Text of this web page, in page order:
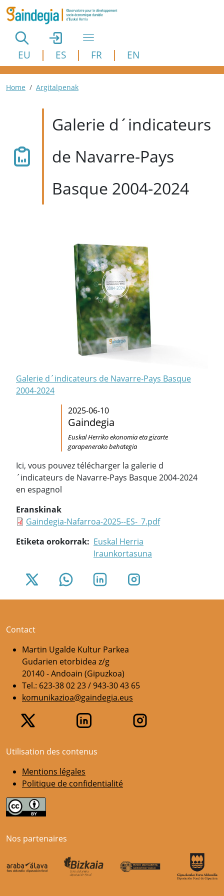
Aller au contenu principal
EU ES FR EN
Fil d'Ariane
Home Argitalpenak
Galerie d´indicateurs
de Navarre-Pays
Basque 2004-2024
Galerie d´indicateurs de Navarre-Pays Basque
2004-2024
2025-06-10
Gaindegia
Euskal Herriko ekonomia eta gizarte
garapenerako behategia
Ici, vous pouvez télécharger la galerie d
´indicateurs de Navarre-Pays Basque 2004-2024
en espagnol
Eranskinak
Gaindegia-Nafarroa-2025--ES-_7.pdf
Etiketa orokorrak
Euskal Herria
Iraunkortasuna
Contact
Martin Ugalde Kultur Parkea
Gudarien etorbidea z/g
20140 - Andoain (Gipuzkoa)
Tel.: 623-38 02 23 / 943-30 43 65
komunikazioa@gaindegia.eus
Utilisation des contenus
Mentions légales
Politique de confidentialité
Nos partenaires